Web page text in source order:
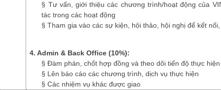
§ Tư vấn, giới thiệu các chương trình/hoạt động của
tác trong các hoạt động
§Tham gia vào các sự kiện, hội thảo, hội nghị để kết
4. Admin & Back Office (10%):
§Đàm phán, chốt hợp đồng và theo dõi tiến độ thực
§ Lên báo cáo các chương trình, dịch vụ thực hiện
§Các nhiệm vụ khác được giao